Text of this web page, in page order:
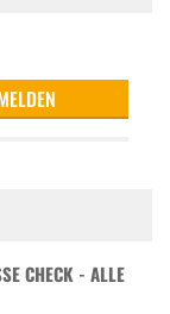
CHECK - ALLE D